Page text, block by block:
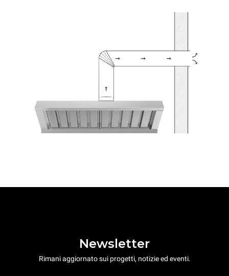
Newsletter
Rimani aggiornato sui progetti, notizie ed eventi.